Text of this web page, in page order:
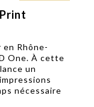
Rhône-
One. À cette
un
nécessaire